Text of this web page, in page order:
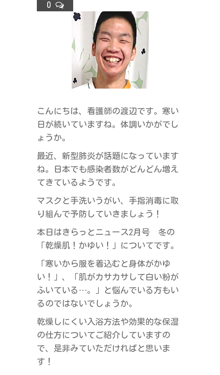
っ
と
テ
ラ
ス
0
こんにちは、看護師の渡辺です。寒い
日が続いていますね。体調いかがでし
ょうか。
最近、新型肺炎が話題になっています
ね。日本でも感染者数がどんどん増え
てきているようです。
マスクと手洗いうがい、手指消毒に取
り組んで予防していきましょう！
本日はきらっとニュース2月号 冬の
「乾燥肌！かゆい！」についてです。
「寒いから服を着込むと身体がかゆ
い！」、「肌がカサカサして白い粉が
ふいている…。」と悩んでいる方もい
るのではないでしょうか。
乾燥しにくい入浴方法や効果的な保湿
の仕方についてご紹介していますの
で、是非みていただければと思いま
す！